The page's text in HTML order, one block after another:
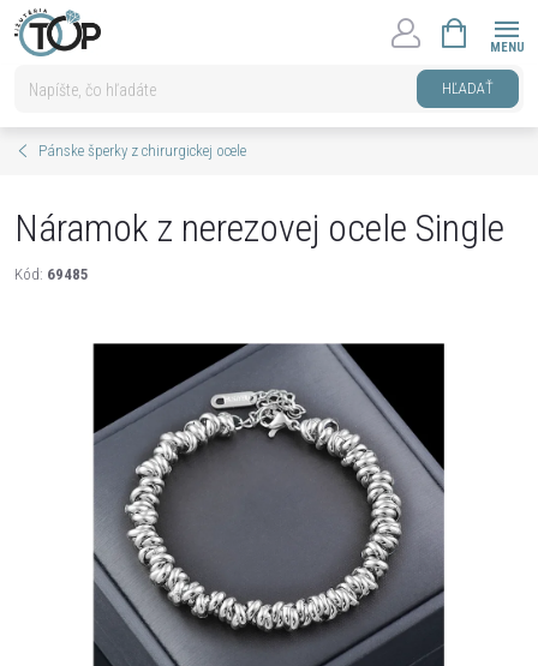
Prejsť
na
HĽADAŤ
KOŠÍK
Pánske šperky z chirurgickej ocele
Náramok z nerezovej ocele Single
Kód: 69485